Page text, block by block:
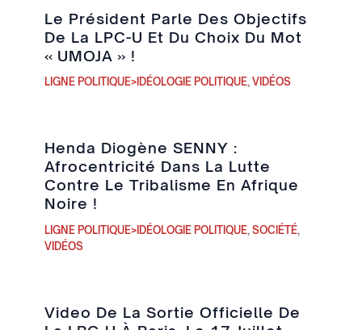
Le Président Parle Des Objectifs
De La LPC-U Et Du Choix Du Mot
« UMOJA » !
LIGNE POLITIQUE>IDÉOLOGIE POLITIQUE,VIDÉOS
Henda Diogène SENNY :
Afrocentricité Dans La Lutte
Contre Le Tribalisme En Afrique
Noire !
LIGNE POLITIQUE>IDÉOLOGIE POLITIQUE,SOCIÉTÉ,
VIDÉOS
Video De La Sortie Officielle De